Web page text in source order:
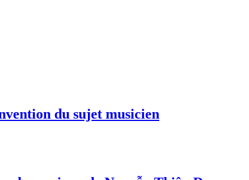
du sujet musicien